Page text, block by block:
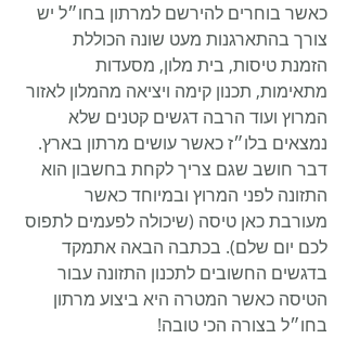
כאשר בוחרים להירשם למרתון בחו״ל יש
צורך בהתארגנות מעט שונה הכוללת
הזמנת טיסות, בית מלון, מסעדות
מתאימות, תכנון קימה ויציאה מהמלון לאזור
המרוץ ועוד הרבה דגשים קטנים שלא
נמצאים בלו״ז כאשר עושים מרתון בארץ.
דבר חושב שגם צריך לקחת בחשבון הוא
התזונה לפני המרוץ ובמיוחד כאשר
מעורבת כאן טיסה (שיכולה לפעמים לתפוס
לכם יום שלם). בכתבה הבאה אתמקד
בדגשים החשובים לתכנון התזונה עבור
הטיסה כאשר המטרה היא ביצוע מרתון
בחו״ל בצורה הכי טובה!